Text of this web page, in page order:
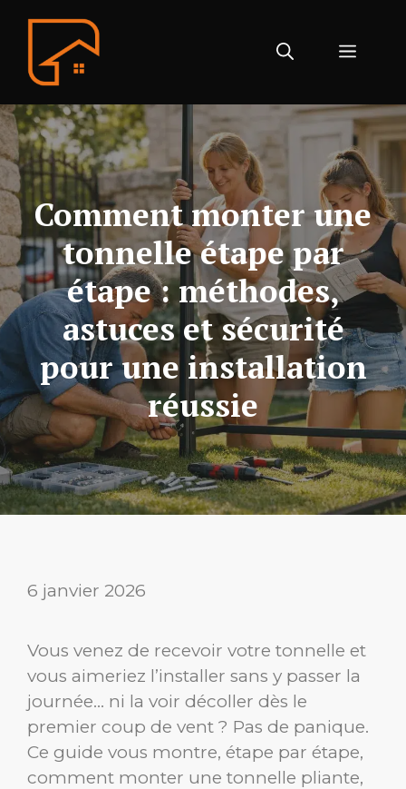
contenu
Menu
Comment monter une
tonnelle étape par
étape : méthodes,
astuces et sécurité
pour une installation
réussie
6 janvier 2026
Vous venez de recevoir votre tonnelle et
vous aimeriez l’installer sans y passer la
journée… ni la voir décoller dès le
premier coup de vent ? Pas de panique.
Ce guide vous montre, étape par étape,
comment monter une tonnelle pliante,